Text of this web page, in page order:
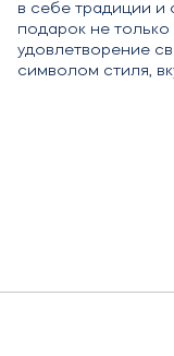
в себе традиции и
подарок не
удовлетворение
символом стиля,